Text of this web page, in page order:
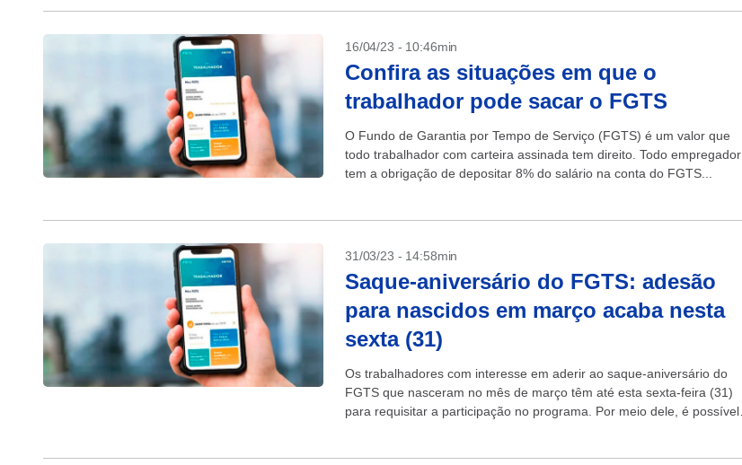
16/04/23 - 10:46min
Confira as situações em que o
trabalhador pode sacar o FGTS
O Fundo de Garantia por Tempo de Serviço (FGTS) é um valor que
todo trabalhador com carteira assinada tem direito. Todo empregador
tem a obrigação de depositar 8% do salário na conta do FGTS...
31/03/23 - 14:58min
Saque-aniversário do FGTS: adesão
para nascidos em março acaba nesta
sexta (31)
Os trabalhadores com interesse em aderir ao saque-aniversário do
FGTS que nasceram no mês de março têm até esta sexta-feira (31)
para requisitar a participação no programa. Por meio dele, é possível